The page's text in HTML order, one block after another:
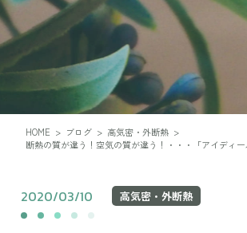
HOME > ブログ > 高気密・外断熱 >
断熱の質が違う！空気の質が違う！・・・「アイディ
2020/03/10 高気密・外断熱